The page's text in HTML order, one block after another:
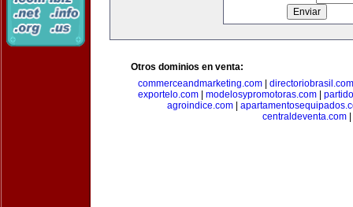
Otros dominios en venta:
commerceandmarketing.com| directoriobrasil.com
exportelo.com
modelosypromotoras.com
agroindice.com
centraldeventa.com|